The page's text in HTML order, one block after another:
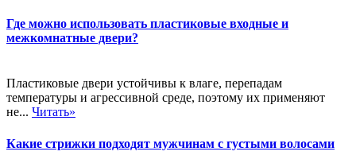
Где можно использовать пластиковые входные и
межкомнатные двери?
Пластиковые двери устойчивы к влаге, перепадам
температуры и агрессивной среде, поэтому их применяют
не... Читать»
Какие стрижки подходят мужчинам с густыми волосами